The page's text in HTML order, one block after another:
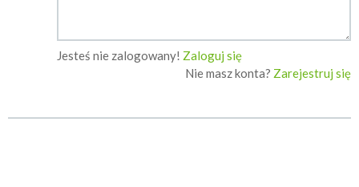
Jesteś nie zalogowany! Zaloguj się
Nie masz konta? Zarejestruj się